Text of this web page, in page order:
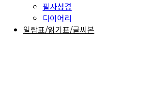
필사성경
다이어리
일람표/읽기표/글씨본